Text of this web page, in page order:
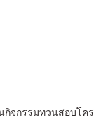
เปียก
จกรรมทวนสอบโค